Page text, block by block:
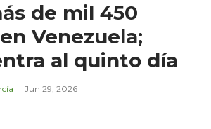
de mil 450
Venezuela;
al quinto día
Jun 29, 2026